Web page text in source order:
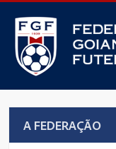
A FEDERAÇÃO